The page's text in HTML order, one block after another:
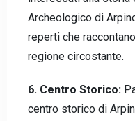
Archeologico di
reperti che
regione circostante.
6. Centro Storico:
centro storico di
Check-out
Adulti